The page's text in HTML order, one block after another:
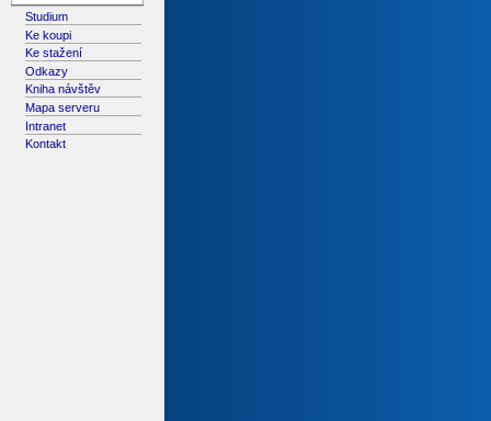
Studium
Ke koupi
Ke stažení
Odkazy
Kniha návštěv
Mapa serveru
Intranet
Kontakt